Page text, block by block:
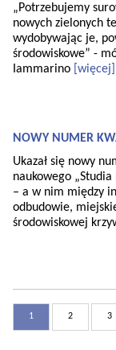
„Potrzebujemy
nowych zielonych
wydobywając je,
środowiskowe” -
Iammarino [więcej]
NOWY NUMER
Ukazał się nowy
naukowego
– a w nim między
odbudowie,
środowiskowej
1 2 3